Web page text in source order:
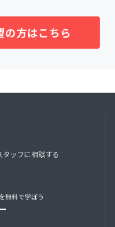
の方はこちら
タッフに相談する
無料で学ぼう